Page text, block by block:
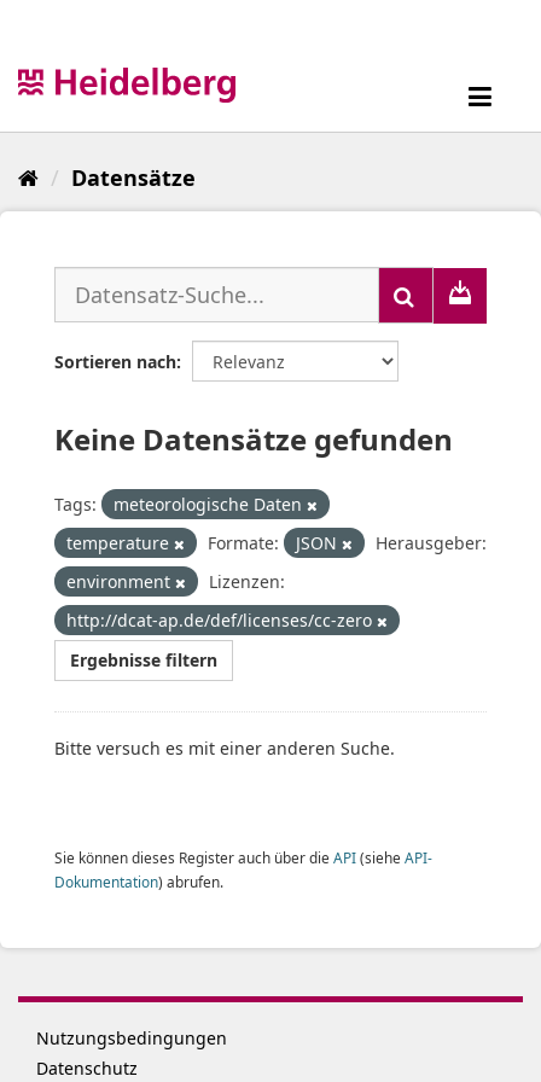
Datensätze
Sortieren nach
Keine Datensätze gefunden
Tags:
meteorologische Daten
temperature
Formate: JSON
Herausgeber:
environment
Lizenzen:
http://dcat-ap.de/def/licenses/cc-zero
Ergebnisse filtern
Bitte versuch es mit einer anderen Suche.
Sie können dieses Register auch über die API(siehe API-
Dokumentation) abrufen.
Nutzungsbedingungen
Datenschutz